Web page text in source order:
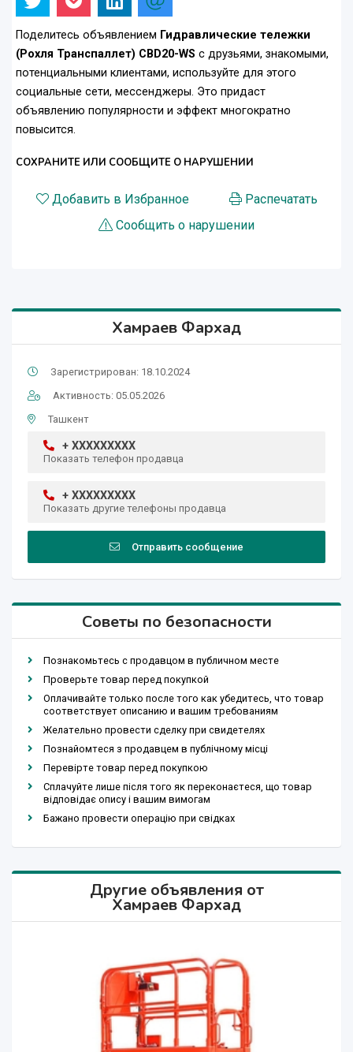
Поделитесь объявлением Гидравлические тележки
(Рохля Транспаллет) CBD20-WS с друзьями, знакомыми,
потенциальными клиентами, используйте для этого
социальные сети, мессенджеры. Это придаст
объявлению популярности и эффект многократно
повысится.
СОХРАНИТЕ ИЛИ СООБЩИТЕ О НАРУШЕНИИ
Добавить в Избранное
Распечатать
Сообщить о нарушении
Хамраев Фархад
Зарегистрирован: 18.10.2024
Активность: 05.05.2026
Ташкент
+ XXXXXXXXX
Показать телефон продавца
+ XXXXXXXXX
Показать другие телефоны продавца
Отправить сообщение
Советы по безопасности
Познакомьтесь с продавцом в публичном месте
Проверьте товар перед покупкой
Оплачивайте только после того как убедитесь, что товар
соответствует описанию и вашим требованиям
Желательно провести сделку при свидетелях
Познайомтеся з продавцем в публічному місці
Перевірте товар перед покупкою
Сплачуйте лише після того як переконаєтеся, що товар
відповідає опису і вашим вимогам
Бажано провести операцію при свідках
Другие объявления от
Хамраев Фархад